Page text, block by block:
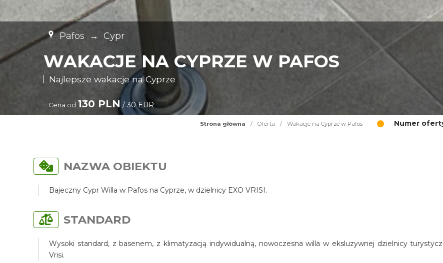
Pafos → Cypr
WAKACJE NA CYPRZE W PAFOS
Najlepsze wakacje na Cyprze
Cena od 130 PLN / 30 EUR
Strona główna / Oferta / Wakacje na Cyprze w Pafos Numer
NAZWA OBIEKTU
Bajeczny Cypr Willa w Pafos na Cyprze, w dzielnicy EXO VRISI.
STANDARD
Wysoki standard, z basenem, z klimatyzacją indywidualną, nowoczesna willa w eksluzywnej dzielnicy
Vrisi.